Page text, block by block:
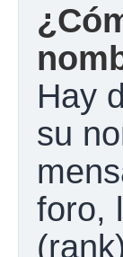
Hay
su
foro,